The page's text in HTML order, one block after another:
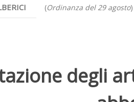
(Ordinanza del 29 agosto)
degli